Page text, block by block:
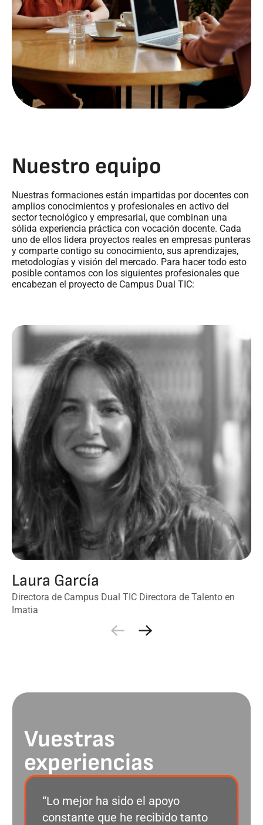
Nuestro equipo
Nuestras formaciones están impartidas por docentes con
amplios conocimientos y profesionales en activo del
sector tecnológico y empresarial, que combinan una
sólida experiencia práctica con vocación docente. Cada
uno de ellos lidera proyectos reales en empresas punteras
y comparte contigo su conocimiento, sus aprendizajes,
metodologías y visión del mercado. Para hacer todo esto
posible contamos con los siguientes profesionales que
encabezan el proyecto de Campus Dual TIC:
Laura García
Directora de Campus Dual TIC Directora de Talento en
Imatia
Vuestras
experiencias
“Lo mejor ha sido el apoyo
constante que he recibido tanto